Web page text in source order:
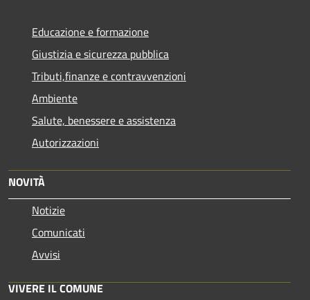
Educazione e formazione
Giustizia e sicurezza pubblica
Tributi,finanze e contravvenzioni
Ambiente
Salute, benessere e assistenza
Autorizzazioni
NOVITÀ
Notizie
Comunicati
Avvisi
VIVERE IL COMUNE